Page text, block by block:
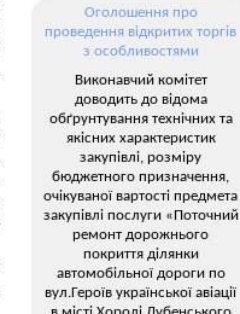
Оголошення про
проведення відкритих торгів
з особливостями
Виконавчий комітет
доводить до відома
обґрунтування технічних та
якісних характеристик
закупівлі, розміру
бюджетного призначення,
очікуваної вартості предмета
закупівлі послуги «Поточний
ремонт дорожнього
покриття ділянки
автомобільної дороги по
вул.Героїв української авіації